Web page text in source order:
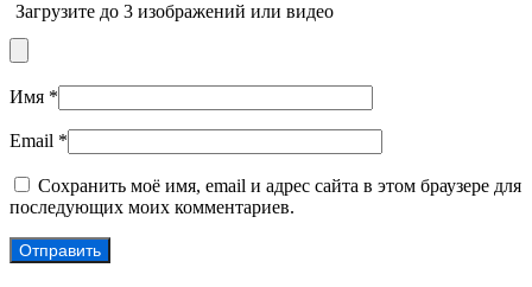
Загрузите до 3 изображений или видео
Имя *
Email *
Сохранить моё имя, email и адрес сайта в этом браузере для
последующих моих комментариев.